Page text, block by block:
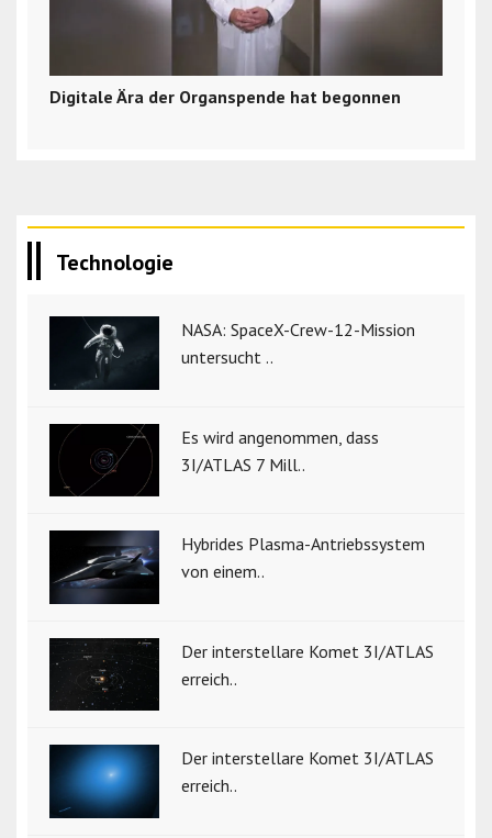
Digitale Ära der Organspende hat begonnen
Technologie
NASA: SpaceX-Crew-12-Mission
untersucht ..
Es wird angenommen, dass
3I/ATLAS 7 Mill..
Hybrides Plasma-Antriebssystem
von einem..
Der interstellare Komet 3I/ATLAS
erreich..
Der interstellare Komet 3I/ATLAS
erreich..